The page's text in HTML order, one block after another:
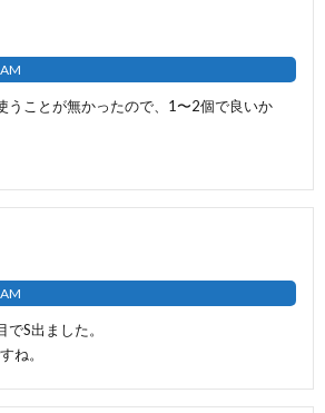
うことが無かったので、1〜2個で良いか
S出ました。
ね。